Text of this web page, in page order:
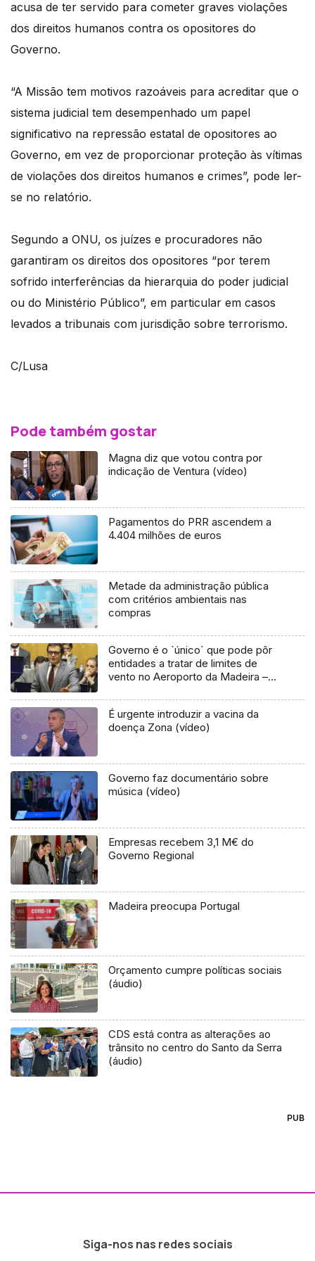
acusa de ter servido para cometer graves violações
dos direitos humanos contra os opositores do
Governo.
“A Missão tem motivos razoáveis para acreditar que o
sistema judicial tem desempenhado um papel
significativo na repressão estatal de opositores ao
Governo, em vez de proporcionar proteção às vítimas
de violações dos direitos humanos e crimes”, pode ler-
se no relatório.
Segundo a ONU, os juízes e procuradores não
garantiram os direitos dos opositores “por terem
sofrido interferências da hierarquia do poder judicial
ou do Ministério Público”, em particular em casos
levados a tribunais com jurisdição sobre terrorismo.
C/Lusa
Pode também gostar
Magna diz que votou contra por
indicação de Ventura (vídeo)
Pagamentos do PRR ascendem a
4.404 milhões de euros
Metade da administração pública
com critérios ambientais nas
compras
Governo é o `único` que pode pôr
entidades a tratar de limites de
vento no Aeroporto da Madeira –
É urgente introduzir a vacina da
doença Zona (vídeo)
Governo faz documentário sobre
música (vídeo)
Empresas recebem 3,1 M€ do
Governo Regional
Madeira preocupa Portugal
Orçamento cumpre políticas sociais
(áudio)
CDS está contra as alterações ao
trânsito no centro do Santo da Serra
(áudio)
PUB
Siga-nos nas redes sociais